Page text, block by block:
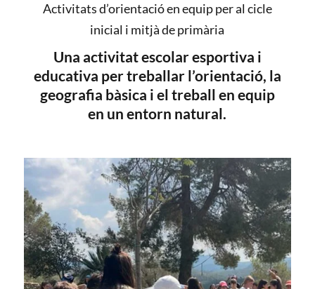
Activitats d’orientació en equip per al cicle
inicial i mitjà de primària
Una activitat escolar esportiva i
educativa per treballar l’orientació, la
geografia bàsica i el treball en equip
en un entorn natural.